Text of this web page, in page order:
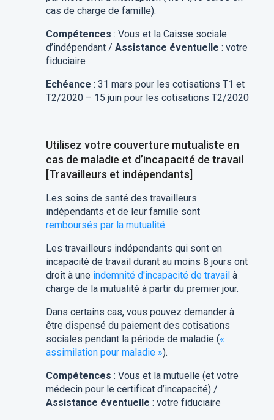
cas de charge de famille).
Compétences : Vous et la Caisse sociale
d’indépendant / Assistance éventuelle : votre
fiduciaire
Echéance : 31 mars pour les cotisations T1 et
T2/2020 – 15 juin pour les cotisations T2/2020
Utilisez votre couverture mutualiste en
cas de maladie et d’incapacité de travail
[Travailleurs et indépendants]
Les soins de santé des travailleurs
indépendants et de leur famille sont
remboursés par la mutualité.
Les travailleurs indépendants qui sont en
incapacité de travail durant au moins 8 jours ont
droit à une indemnité d'incapacité de travailà
charge de la mutualité à partir du premier jour.
Dans certains cas, vous pouvez demander à
être dispensé du paiement des cotisations
sociales pendant la période de maladie («
assimilation pour maladie »).
Compétences : Vous et la mutuelle (et votre
médecin pour le certificat d’incapacité) /
Assistance éventuelle : votre fiduciaire